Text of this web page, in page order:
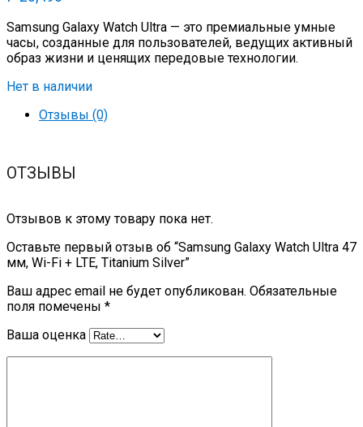
Samsung Galaxy Watch Ultra — это премиальные умные
часы, созданные для пользователей, ведущих активный
образ жизни и ценящих передовые технологии.
Нет в наличии
Отзывы (0)
ОТЗЫВЫ
Отзывов к этому товару пока нет.
Оставьте первый отзыв об “Samsung Galaxy Watch Ultra 47
мм, Wi-Fi + LTE, Titanium Silver”
Ваш адрес email не будет опубликован. Обязательные
поля помечены *
Ваша оценка